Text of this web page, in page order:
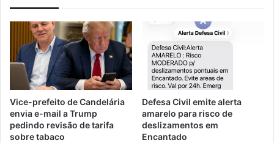
Vice-prefeito de Candelária
envia e-mail a Trump
pedindo revisão de tarifa
sobre tabaco
Defesa Civil emite alerta
amarelo para risco de
deslizamentos em
Encantado